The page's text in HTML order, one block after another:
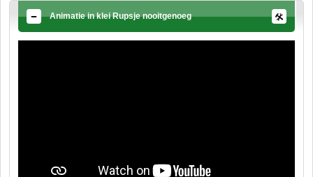
Animatie in klei Rupsje nooitgenoeg